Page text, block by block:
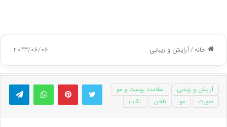
خانه/آرایش و زیبایی 2023/06/06
توییتر پینتریستواتس آپ
آرایش و زیبایی
سلامت پوست و مو
صورت
مو ناخن نکات